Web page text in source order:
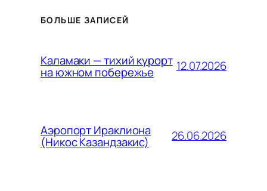
БОЛЬШЕ ЗАПИСЕЙ
Каламаки — тихий курорт
на южном побережье 12.07.2026
Аэропорт Ираклиона
(Никос Казандзакис) 26.06.2026